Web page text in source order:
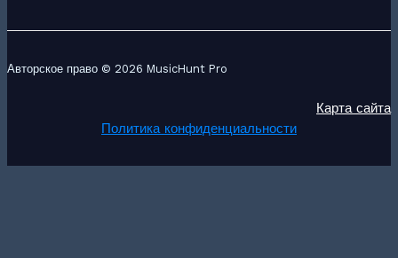
Авторское право © 2026 MusicHunt Pro
Карта сайта
Политика конфиденциальности